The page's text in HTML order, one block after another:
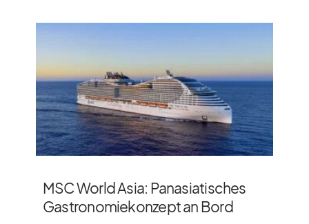
MSC World Asia: Panasiatisches
Gastronomiekonzept an Bord